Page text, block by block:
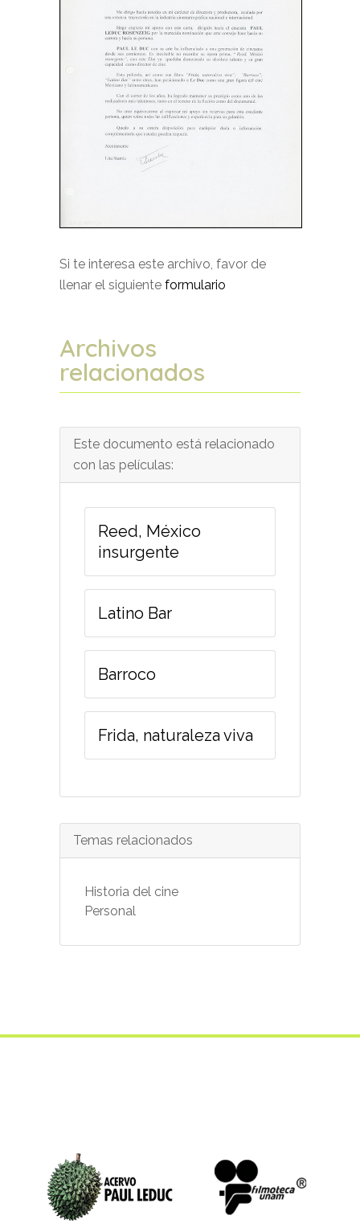
Si te interesa este archivo, favor de
llenar el siguiente formulario
Archivos
relacionados
Este documento está relacionado
con las películas:
Reed, México
insurgente
Latino Bar
Barroco
Frida, naturaleza viva
Temas relacionados
Historia del cine
Personal